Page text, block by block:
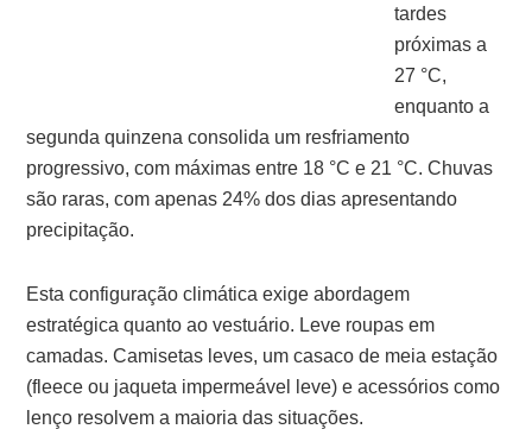
tardes
próximas a
27 °C,
enquanto a
segunda quinzena consolida um resfriamento
progressivo, com máximas entre 18 °C e 21 °C. Chuvas
são raras, com apenas 24% dos dias apresentando
precipitação.
Esta configuração climática exige abordagem
estratégica quanto ao vestuário. Leve roupas em
camadas. Camisetas leves, um casaco de meia estação
(fleece ou jaqueta impermeável leve) e acessórios como
lenço resolvem a maioria das situações.